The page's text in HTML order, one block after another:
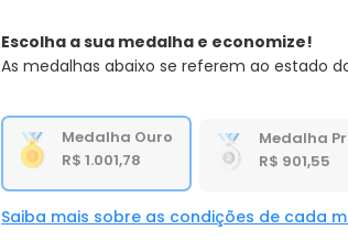
Escolha a sua medalha e economize!
As medalhas abaixo se referem ao estado
Medalha Ouro
R$ 1.001,78
Medalha
R$ 901,55
Saiba mais sobre as condições de cada